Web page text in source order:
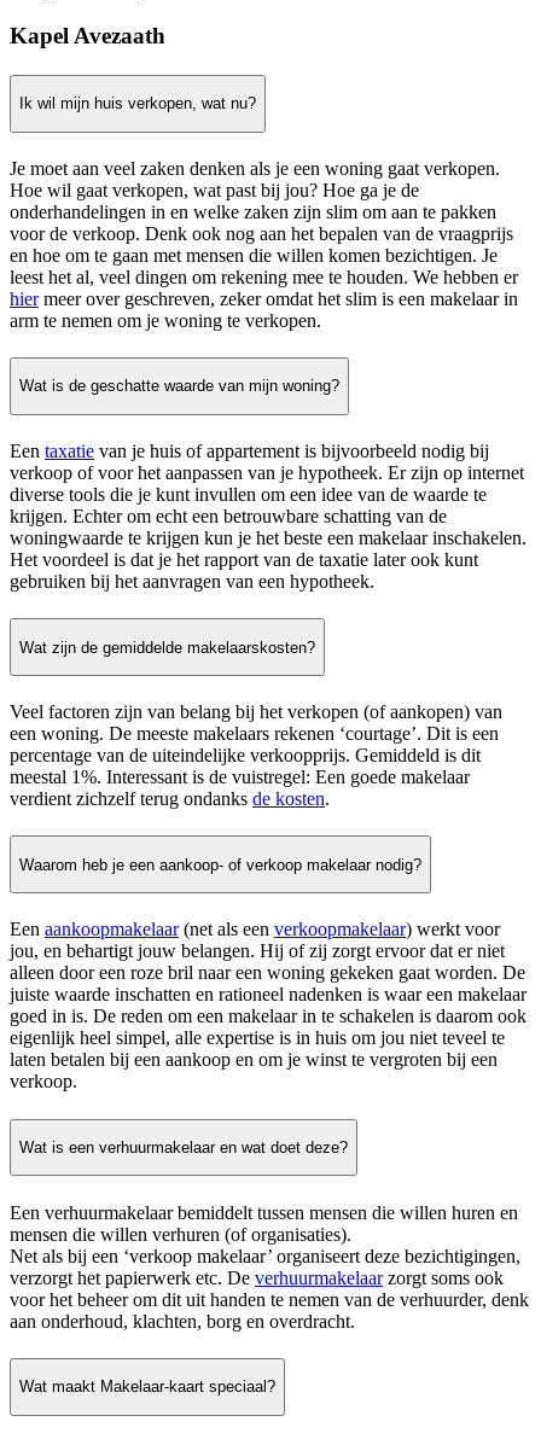
Kapel Avezaath
Ik wil mijn huis verkopen, wat nu?
Je moet aan veel zaken denken als je een woning gaat verkopen.
Hoe wil gaat verkopen, wat past bij jou? Hoe ga je de
onderhandelingen in en welke zaken zijn slim om aan te pakken
voor de verkoop. Denk ook nog aan het bepalen van de vraagprijs
en hoe om te gaan met mensen die willen komen bezichtigen. Je
leest het al, veel dingen om rekening mee te houden. We hebben er
hiermeer over geschreven, zeker omdat het slim is een makelaar in
arm te nemen om je woning te verkopen.
Wat is de geschatte waarde van mijn woning?
Een taxatie van je huis of appartement is bijvoorbeeld nodig bij
verkoop of voor het aanpassen van je hypotheek. Er zijn op internet
diverse tools die je kunt invullen om een idee van de waarde te
krijgen. Echter om echt een betrouwbare schatting van de
woningwaarde te krijgen kun je het beste een makelaar inschakelen.
Het voordeel is dat je het rapport van de taxatie later ook kunt
gebruiken bij het aanvragen van een hypotheek.
Wat zijn de gemiddelde makelaarskosten?
Veel factoren zijn van belang bij het verkopen (of aankopen) van
een woning. De meeste makelaars rekenen ‘courtage’. Dit is een
percentage van de uiteindelijke verkoopprijs. Gemiddeld is dit
meestal 1%. Interessant is de vuistregel: Een goede makelaar
verdient zichzelf terug ondanks de kosten.
Waarom heb je een aankoop- of verkoop makelaar nodig?
Een aankoopmakelaar(net als een verkoopmakelaar) werkt voor
jou, en behartigt jouw belangen. Hij of zij zorgt ervoor dat er niet
alleen door een roze bril naar een woning gekeken gaat worden. De
juiste waarde inschatten en rationeel nadenken is waar een makelaar
goed in is. De reden om een makelaar in te schakelen is daarom ook
eigenlijk heel simpel, alle expertise is in huis om jou niet teveel te
laten betalen bij een aankoop en om je winst te vergroten bij een
verkoop.
Wat is een verhuurmakelaar en wat doet deze?
Een verhuurmakelaar bemiddelt tussen mensen die willen huren en
mensen die willen verhuren (of organisaties).
Net als bij een ‘verkoop makelaar’ organiseert deze bezichtigingen,
verzorgt het papierwerk etc. De verhuurmakelaarzorgt soms ook
voor het beheer om dit uit handen te nemen van de verhuurder, denk
aan onderhoud, klachten, borg en overdracht.
Wat maakt Makelaar-kaart speciaal?